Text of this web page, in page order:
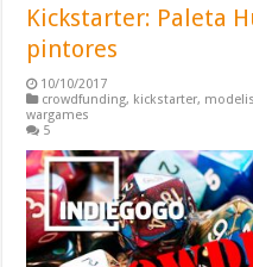
Kickstarter: Paleta
pintores
10/10/2017
crowdfunding, kickstarter,
wargames
5